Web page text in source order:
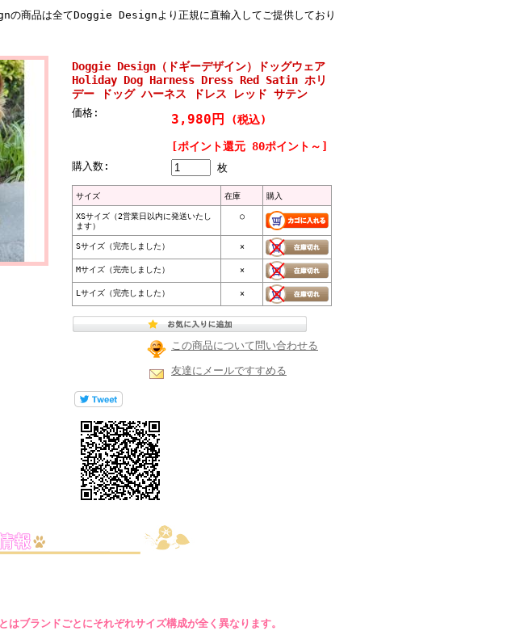
商品は全てDoggie Designより正規に直輸入してご提供しており
Doggie Design（ドギーデザイン）ドッグウェア
Holiday Dog Harness Dress Red Satin ホリ
デー ドッグ ハーネス ドレス レッド サテン
価格: 3,980円 (税込)
[ポイント還元 80ポイント～]
購入数: 枚
サイズ 在庫 購入
XSサイズ（2営業日以内に発送いたし
ます）
○
Sサイズ（完売しました） ×
Mサイズ（完売しました） ×
Lサイズ（完売しました） ×
この商品について問い合わせる
友達にメールですすめる
ブランドごとにそれぞれサイズ構成が全く異なります。